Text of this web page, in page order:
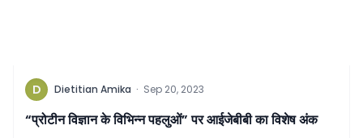
D Dietitian Amika · Sep 20, 2023
“प्रोटीन विज्ञान के विभिन्न पहलुओं” पर आईजेबीबी का विशेष अंक